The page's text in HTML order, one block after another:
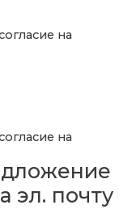
на
на
эл. почту